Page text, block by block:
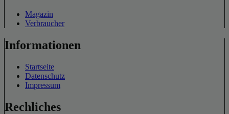
Magazin
Verbraucher
Informationen
Startseite
Datenschutz
Impressum
Rechliches